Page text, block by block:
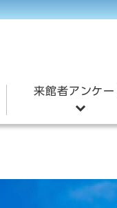
来館者アンケー